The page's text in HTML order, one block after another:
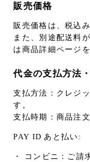
販売価格
販売価格は、税込
また、別途配送料
は商品詳細ページ
代金の支払方法
支払方法：クレジ
す。
支払時期：商品注
PAY ID あと払い:
・ コンビニ：ご請